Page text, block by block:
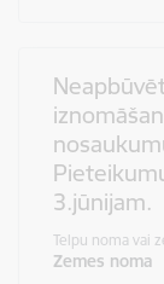
3.jūnijam.
Telpu noma vai
Zemes noma